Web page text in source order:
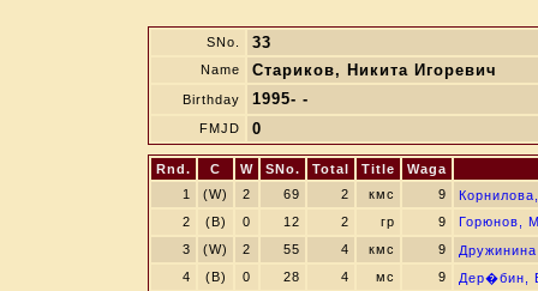
SNo. 33
Name Стариков, Никита Игоревич
Birthday 1995- -
FMJD 0
Rnd. C W SNo. Total Title
Waga
1
(W) 2 69 2 кмс 9
2
(B) 0 12 2 гр 9
Горюнов,
3
(W) 2 55 4 кмс 9
4
(B) 0 28 4 мс 9
Дер�бин,